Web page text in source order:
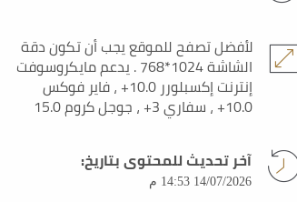
لأفضل تصفح للموقع يجب أن تكون دقة
الشاشة 1024*768 . يدعم مايكروسوفت
إنترنت إكسبلورر 10.0+ ، فاير فوكس
10.0+ ، سفاري 3+ ، جوجل كروم 15.0
آخر تحديث للمحتوى بتاريخ:
14/07/2026 14:53 م